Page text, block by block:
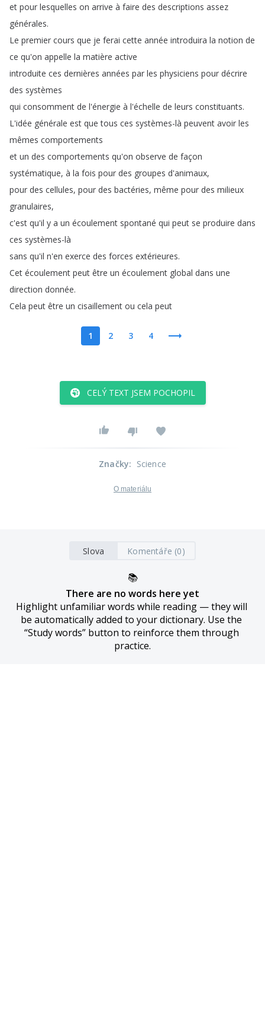
et pour lesquelles on arrive à faire des descriptions assez
générales.
Le premier cours que je ferai cette année introduira la notion de
ce qu'on appelle la matière active
introduite ces dernières années par les physiciens pour décrire
des systèmes
qui consomment de l'énergie à l'échelle de leurs constituants.
L'idée générale est que tous ces systèmes-là peuvent avoir les
mêmes comportements
et un des comportements qu'on observe de façon
systématique, à la fois pour des groupes d'animaux,
pour des cellules, pour des bactéries, même pour des milieux
granulaires,
c'est qu'il y a un écoulement spontané qui peut se produire dans
ces systèmes-là
sans qu'il n'en exerce des forces extérieures.
Cet écoulement peut être un écoulement global dans une
direction donnée.
Cela peut être un cisaillement ou cela peut
1 2 3 4
CELÝ TEXT JSEM POCHOPIL
Značky: Science
O materiálu
Slova Komentáře (0)
📚
There are no words here yet
Highlight unfamiliar words while reading — they will
be automatically added to your dictionary. Use the
“Study words” button to reinforce them through
practice.